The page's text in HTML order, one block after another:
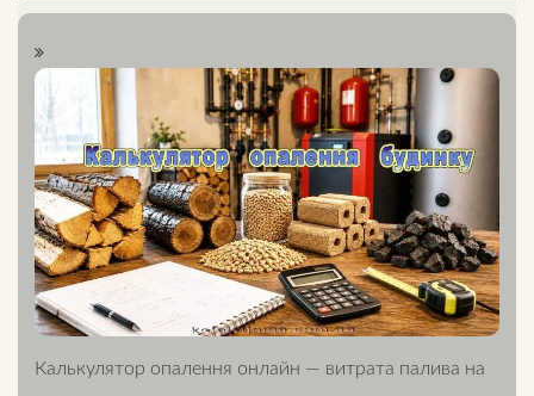
Калькулятор опалення онлайн — витрата палива на